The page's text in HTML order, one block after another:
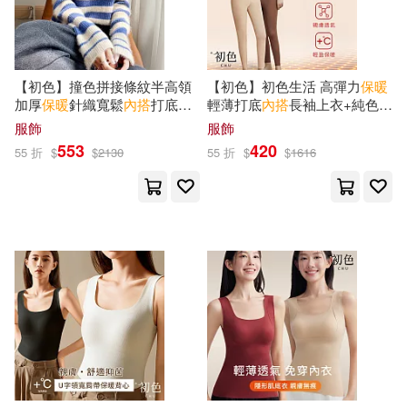
【初色】撞色拼接條紋半高領
加厚保暖針織寬鬆內搭打底針
織衫毛衣上衣女上衣-共2
色-17514(F可選) F 藍色
服飾
55 折 $553 $2130
【初色】初色生活 高彈力保暖
輕薄打底內搭長袖上衣+純色透
氣顯瘦長褲套裝-共4
色-82839(L/XL可選) L 棕色
服飾
55 折 $420 $1616